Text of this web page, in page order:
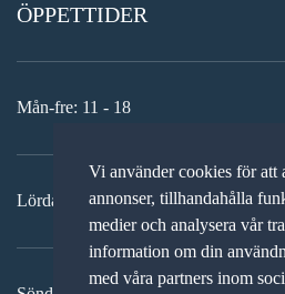
Vi använder cookies för att
annonser, tillhandahålla
medier och analysera vår
information om din
med våra partners inom
ÖPPETTIDER
Mån-fre: 11 - 18
Lördag: 11-15